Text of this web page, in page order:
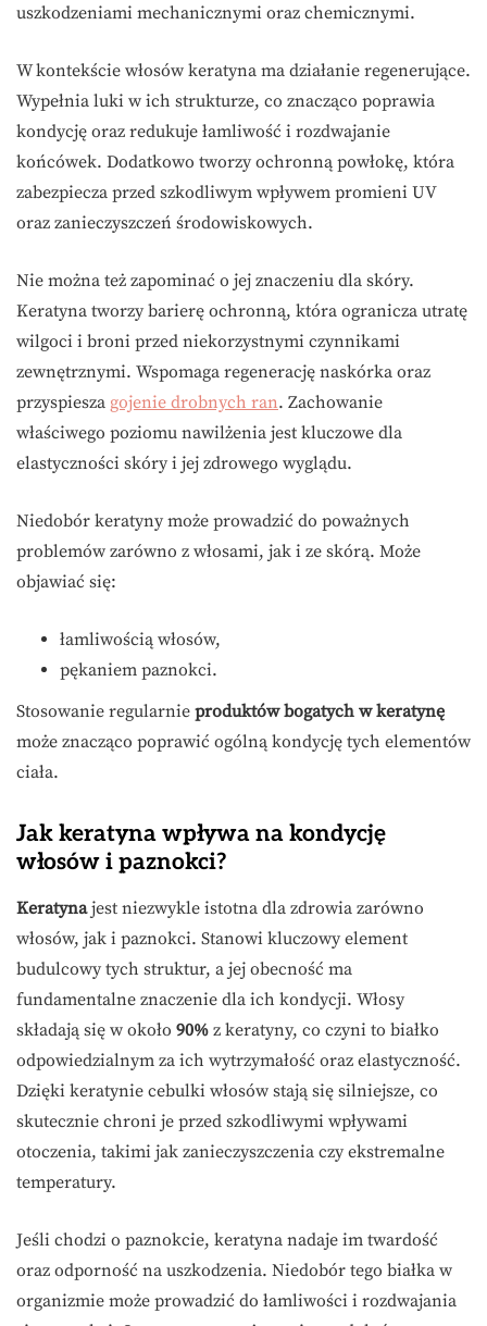
uszkodzeniami mechanicznymi oraz chemicznymi.
W kontekście włosów keratyna ma działanie regenerujące.
Wypełnia luki w ich strukturze, co znacząco poprawia
kondycję oraz redukuje łamliwość i rozdwajanie
końcówek. Dodatkowo tworzy ochronną powłokę, która
zabezpiecza przed szkodliwym wpływem promieni UV
oraz zanieczyszczeń środowiskowych.
Nie można też zapominać o jej znaczeniu dla skóry.
Keratyna tworzy barierę ochronną, która ogranicza utratę
wilgoci i broni przed niekorzystnymi czynnikami
zewnętrznymi. Wspomaga regenerację naskórka oraz
przyspiesza gojenie drobnych ran. Zachowanie
właściwego poziomu nawilżenia jest kluczowe dla
elastyczności skóry i jej zdrowego wyglądu.
Niedobór keratyny może prowadzić do poważnych
problemów zarówno z włosami, jak i ze skórą. Może
objawiać się:
łamliwością włosów,
pękaniem paznokci.
Stosowanie regularnie produktów bogatych w keratynę
może znacząco poprawić ogólną kondycję tych elementów
ciała.
Jak keratyna wpływa na kondycję
włosów i paznokci?
Keratynajest niezwykle istotna dla zdrowia zarówno
włosów, jak i paznokci. Stanowi kluczowy element
budulcowy tych struktur, a jej obecność ma
fundamentalne znaczenie dla ich kondycji. Włosy
składają się w około 90% z keratyny, co czyni to białko
odpowiedzialnym za ich wytrzymałość oraz elastyczność.
Dzięki keratynie cebulki włosów stają się silniejsze, co
skutecznie chroni je przed szkodliwymi wpływami
otoczenia, takimi jak zanieczyszczenia czy ekstremalne
temperatury.
Jeśli chodzi o paznokcie, keratyna nadaje im twardość
oraz odporność na uszkodzenia. Niedobór tego białka w
organizmie może prowadzić do łamliwości i rozdwajania